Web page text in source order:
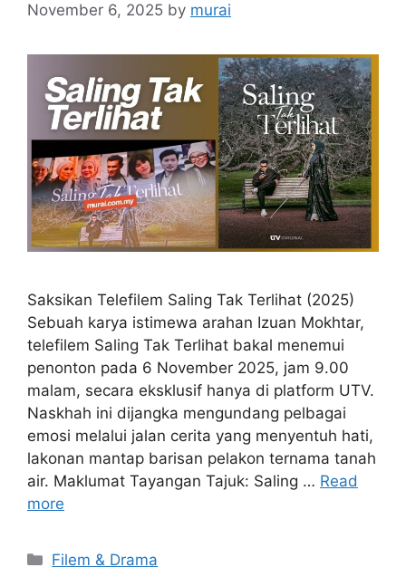
November 6, 2025 by murai
Saksikan Telefilem Saling Tak Terlihat (2025)
Sebuah karya istimewa arahan Izuan Mokhtar,
telefilem Saling Tak Terlihat bakal menemui
penonton pada 6 November 2025, jam 9.00
malam, secara eksklusif hanya di platform UTV.
Naskhah ini dijangka mengundang pelbagai
emosi melalui jalan cerita yang menyentuh hati,
lakonan mantap barisan pelakon ternama tanah
air. Maklumat Tayangan Tajuk: Saling … Read
more
Categories
Filem & Drama